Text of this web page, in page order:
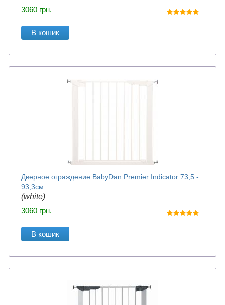
3060 грн.
В кошик
Дверное ограждение BabyDan Premier Indicator 73,5 -
93,3см
(white)
3060 грн.
В кошик